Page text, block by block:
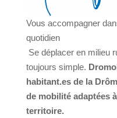
Vous accompagner
quotidien
Se déplacer en milieu
toujours simple.
habitant.es de la
de mobilité adaptées
territoire.